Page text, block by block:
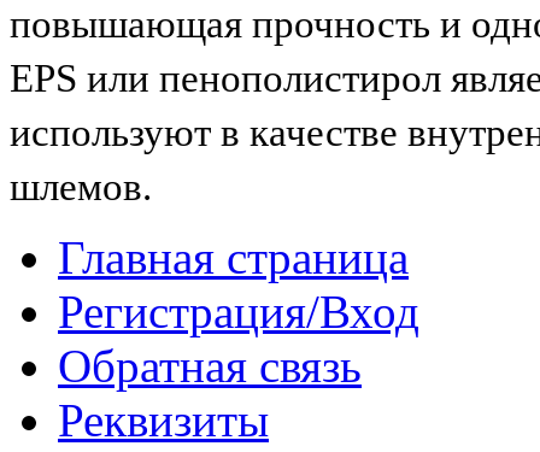
повышающая прочность и
EPS или пенополистирол
используют в качестве
шлемов.
Главная страница
Регистрация/Вход
Обратная связь
Реквизиты